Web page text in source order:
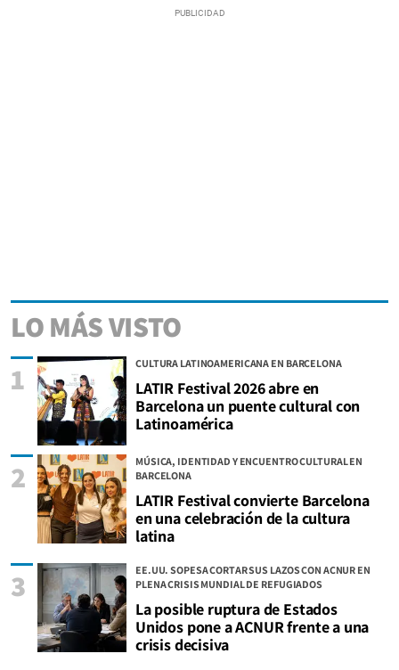
LO MÁS VISTO
CULTURA LATINOAMERICANA EN BARCELONA
LATIR Festival 2026 abre en
Barcelona un puente cultural con
Latinoamérica
1
MÚSICA, IDENTIDAD Y ENCUENTRO CULTURAL EN
BARCELONA
LATIR Festival convierte Barcelona
en una celebración de la cultura
latina
2
EE.UU. SOPESA CORTAR SUS LAZOS CON ACNUR EN
PLENA CRISIS MUNDIAL DE REFUGIADOS
La posible ruptura de Estados
Unidos pone a ACNUR frente a una
crisis decisiva
3